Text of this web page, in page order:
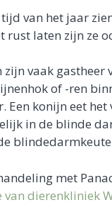
tijd van het jaar
rust laten zijn ze
zijn vaak
of -ren
Een konijn eet
in de blinde
met
van dierenkliniek